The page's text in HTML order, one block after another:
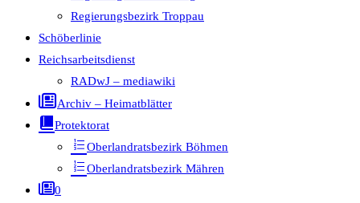
Regierungsbezirk Troppau
Schöberlinie
Reichsarbeitsdienst
RADwJ – mediawiki
Archiv – Heimatblätter
Protektorat
Oberlandratsbezirk Böhmen
Oberlandratsbezirk Mähren
0